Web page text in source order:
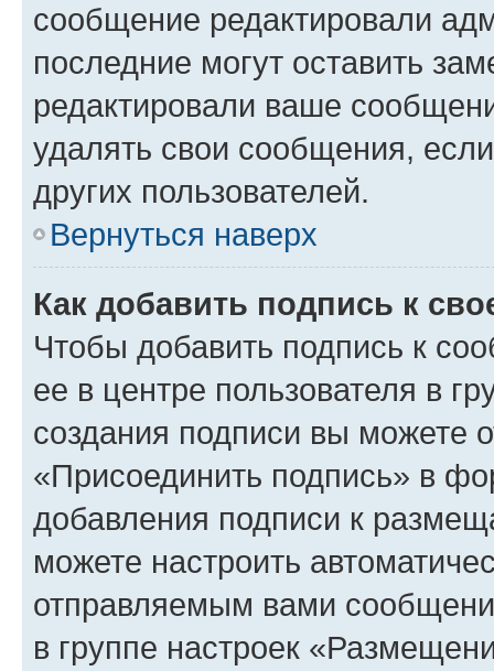
сообщение редактировали
последние могут оставить
редактировали ваше
удалять свои сообщения,
других пользователей.
Вернуться наверх
Как добавить подпись к
Чтобы добавить подпись к
ее в центре пользователя в
создания подписи вы можете
«Присоединить подпись» в
добавления подписи к
можете настроить
отправляемым вами
в группе настроек